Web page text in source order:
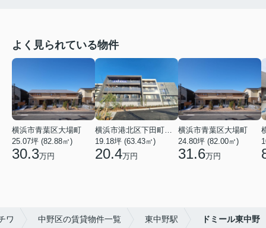
よく見られている物件
横浜市青葉区大場町
25.07坪 (82.88㎡)
30.3万円
19.18坪 (63.43㎡)
20.4万円
横浜市青葉区大場町
24.80坪 (82.00㎡)
31.6万円
ワ 中野区の賃貸物件一覧 東中野駅 ドミール東中野